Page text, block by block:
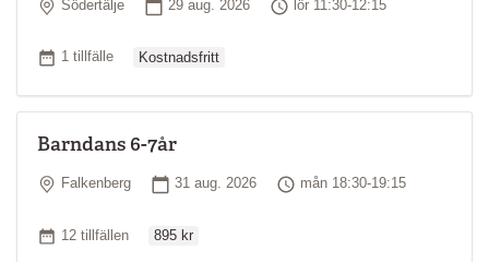
Plats
Södertälje Startdatum
29 aug. 2026 Tid
lör 11:30-12:15
Antal tillfällen
1 tillfälle Kostnadsfritt
Barndans 6-7år
Plats
Falkenberg Startdatum
31 aug. 2026 Tid
mån 18:30-19:15
Antal tillfällen
12 tillfällen 895 kr